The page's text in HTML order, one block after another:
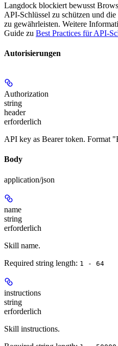
Langdock blockiert bewusst
API-Schlüssel zu schützen und
zu gewährleisten. Weitere
Guide zu Best Practices für API-
Autorisierungen
Authorization
string
header
erforderlich
API key as Bearer token.
Body
application/json
name
string
erforderlich
Skill name.
Required string length: 1 - 64
instructions
string
erforderlich
Skill instructions.